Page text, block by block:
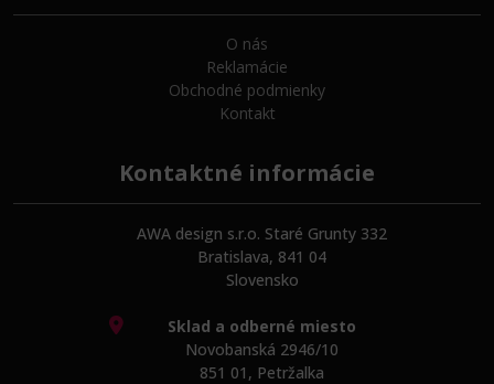
O nás
Reklamácie
Obchodné podmienky
Kontakt
Kontaktné informácie
AWA design s.r.o. Staré Grunty 332
Bratislava, 841 04
Slovensko
Sklad a odberné miesto
Novobanská 2946/10
851 01, Petržalka